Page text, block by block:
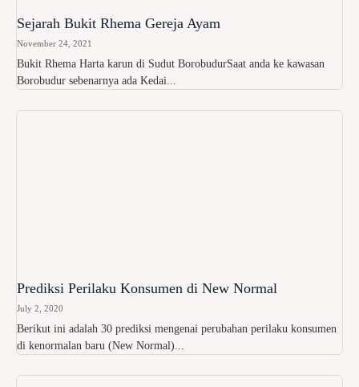
Sejarah Bukit Rhema Gereja Ayam
November 24, 2021
Bukit Rhema Harta karun di Sudut BorobudurSaat anda ke kawasan
Borobudur sebenarnya ada Kedai...
Prediksi Perilaku Konsumen di New Normal
July 2, 2020
Berikut ini adalah 30 prediksi mengenai perubahan perilaku konsumen
di kenormalan baru (New Normal)...